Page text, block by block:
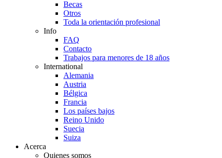
Becas
Otros
Toda la orientación profesional
Info
FAQ
Contacto
Trabajos para menores de 18 años
International
Alemania
Austria
Bélgica
Francia
Los países bajos
Reino Unido
Suecia
Suiza
Acerca
Quienes somos